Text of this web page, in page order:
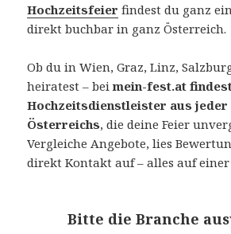
Hochzeitsfeier findest du ganz
direkt buchbar in ganz Österreich.
Ob du in Wien, Graz, Linz,
heiratest – beimein-fest.at
Hochzeitsdienstleister aus jeder
Österreichs, die deine Feier
Vergleiche Angebote, lies
direkt Kontakt auf – alles auf
Bitte die Branche